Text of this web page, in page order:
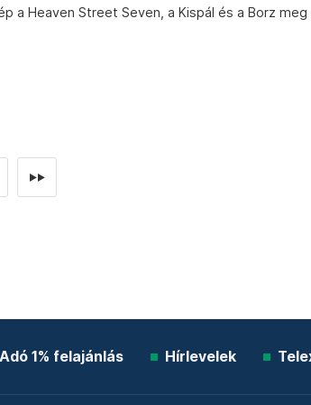
a Heaven Street Seven, a Kispál és a Borz meg
►►
Adó 1% felajánlás Hírlevelek